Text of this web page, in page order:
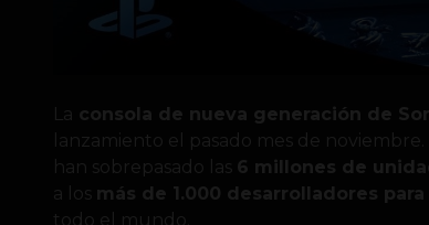
La consola de nueva generación de
lanzamiento el pasado mes de
han sobrepasado las 6 millones de
a los más de 1.000 desarrolladores
todo el mundo.